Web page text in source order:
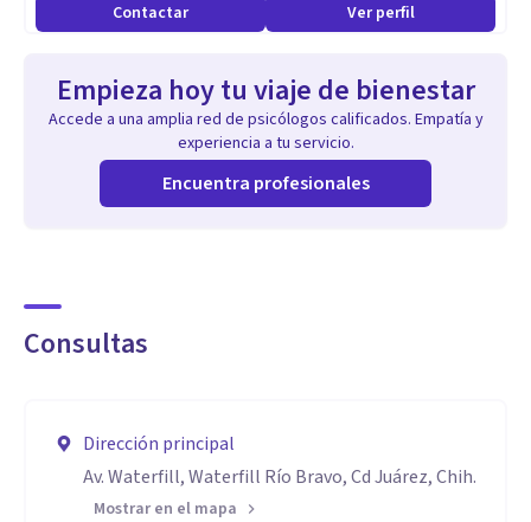
Contactar Ver perfil
Empieza hoy tu viaje de bienestar
Accede a una amplia red de psicólogos calificados. Empatía y
experiencia a tu servicio.
Encuentra profesionales
Consultas
Dirección principal
Av. Waterfill, Waterfill Río Bravo, Cd Juárez, Chih.
Mostrar en el mapa